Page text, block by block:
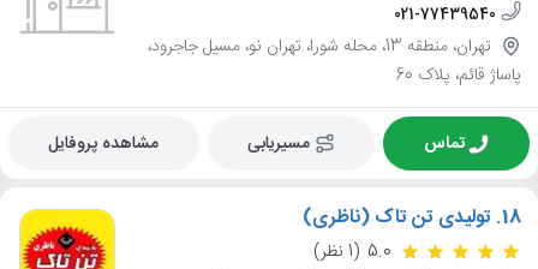
021-77439540
تهران، منطقه 13، محله شورا، تهران نو، مسیل جاجرود،
پاساژ قائم، پلاک 60
تماس مسیریابی مشاهده پروفایل
18. تولیدی تن تاک (ناظری)
5.0 (1 نظر)